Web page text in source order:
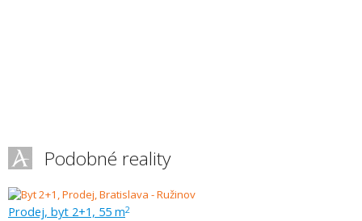
Podobné reality
Prodej, byt 2+1, 55 m2